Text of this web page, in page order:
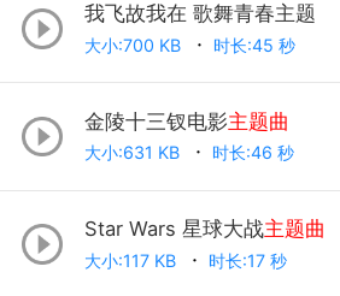
我飞故我在 歌舞青春主题
大小:700 KB 时长:45 秒
金陵十三钗电影主题曲
大小:631 KB 时长:46 秒
Star Wars 星球大战主题曲
大小:117 KB 时长:17 秒